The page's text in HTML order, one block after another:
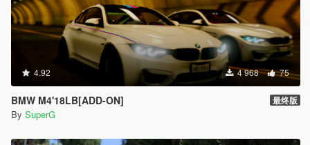
4.92 4 968 75
BMW M4'18LB[ADD-ON] 最终版
By SuperG